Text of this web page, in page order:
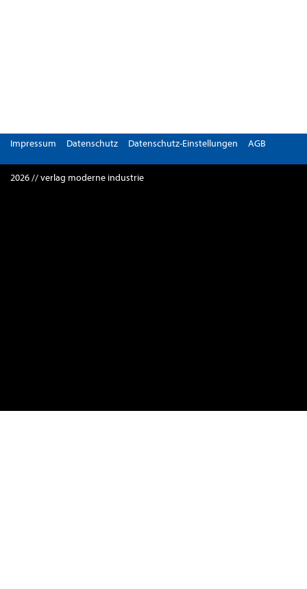
Impressum Datenschutz Datenschutz-Einstellungen AGB
2026 // verlag moderne industrie